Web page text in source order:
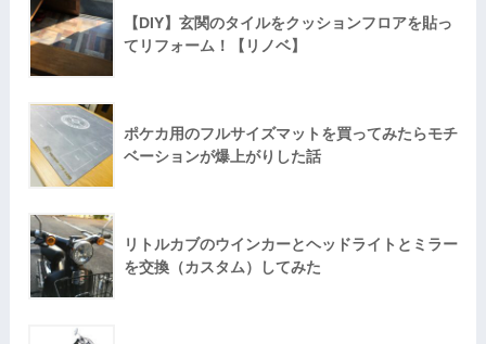
【DIY】玄関のタイルをクッションフロアを貼っ
てリフォーム！【リノベ】
ポケカ用のフルサイズマットを買ってみたらモチ
ベーションが爆上がりした話
リトルカブのウインカーとヘッドライトとミラー
を交換（カスタム）してみた